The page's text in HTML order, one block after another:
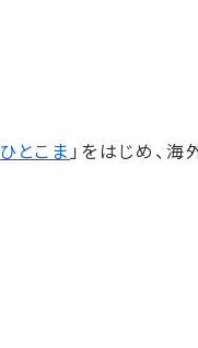
ひとこま 」をはじめ、海